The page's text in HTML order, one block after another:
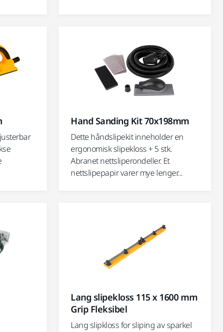
Hand Sanding Kit 70x198mm
Dette håndslipekit inneholder en
ergonomisk slipekloss + 5 stk.
Abranet nettsliperondeller. Et
nettslipepapir varer mye lenger...
Lang slipekloss 115 x 1600 mm
Grip Fleksibel
Lang slipkloss for sliping av sparkel